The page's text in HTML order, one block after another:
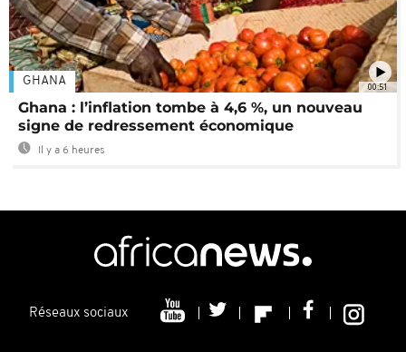
00:51
GHANA
Ghana : l’inflation tombe à 4,6 %, un nouveau
signe de redressement économique
Il y a 6 heures
Réseaux sociaux